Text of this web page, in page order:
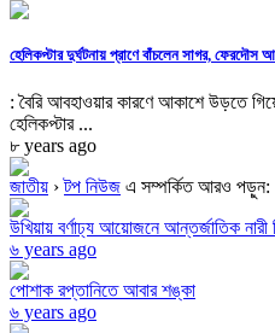
হেলিকপ্টার দুর্ঘটনায় প্রাণে বাঁচলেন সাগর, ফেরদৌস
: বৈরি আবহাওয়ার কারণে আকাশে উড়তে
হেলিকপ্টার ...
৮ years ago
জাতীয় ›টপ নিউজ এ সম্পর্কিত আরও পড়ুন:
উখিয়ায় বর্ণাঢ্য আয়োজনে আন্তর্জাতিক নারী
৬ years ago
পোশাক রপ্তানিতে আবার শঙ্কা
৬ years ago